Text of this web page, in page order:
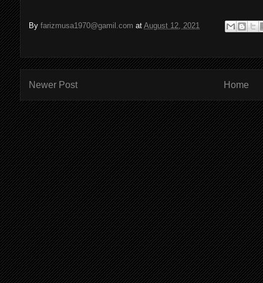
Byfarizmusa1970@gamil.com atAugust 12, 2021
Newer Post Home